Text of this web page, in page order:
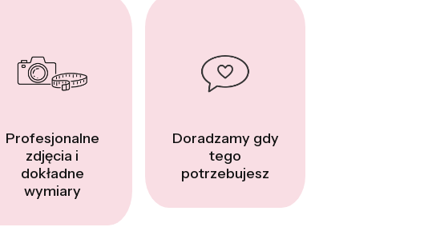
Profesjonalne
zdjęcia i
dokładne
wymiary
Doradzamy gdy
tego
potrzebujesz